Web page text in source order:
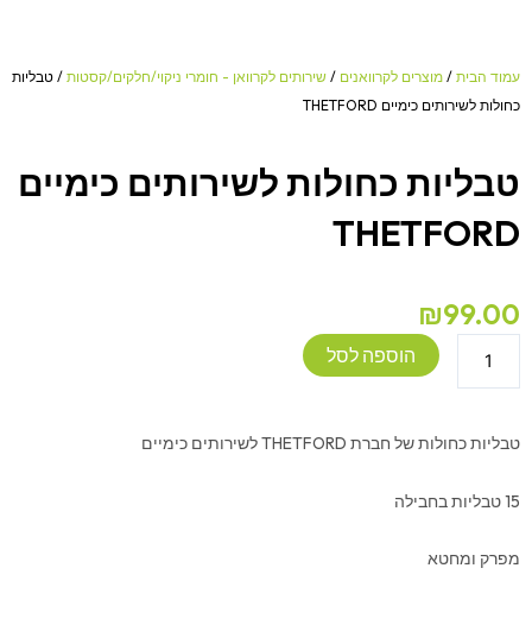
עמוד הבית / מוצרים לקרוואנים / שירותים לקרוואן - חומרי ניקוי/חלקים/קסטות / טבליות
כחולות לשירותים כימיים THETFORD
טבליות כחולות לשירותים כימיים
THETFORD
₪99.00
כחולות
הוספה לסל
טבליות כחולות של חברת THETFORD לשירותים כימיים
15 טבליות בחבילה
מפרק ומחטא